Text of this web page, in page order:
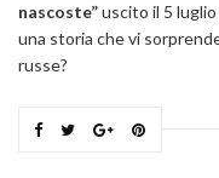
nascoste”uscito il 5
una storia che vi
russe?